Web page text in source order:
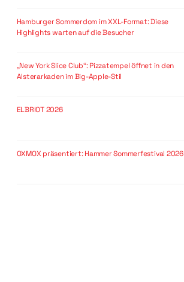
Hamburger Sommerdom im XXL-Format: Diese
Highlights warten auf die Besucher
„New York Slice Club“: Pizzatempel öffnet in den
Alsterarkaden im Big-Apple-Stil
ELBRIOT 2026
OXMOX präsentiert: Hammer Sommerfestival 2026